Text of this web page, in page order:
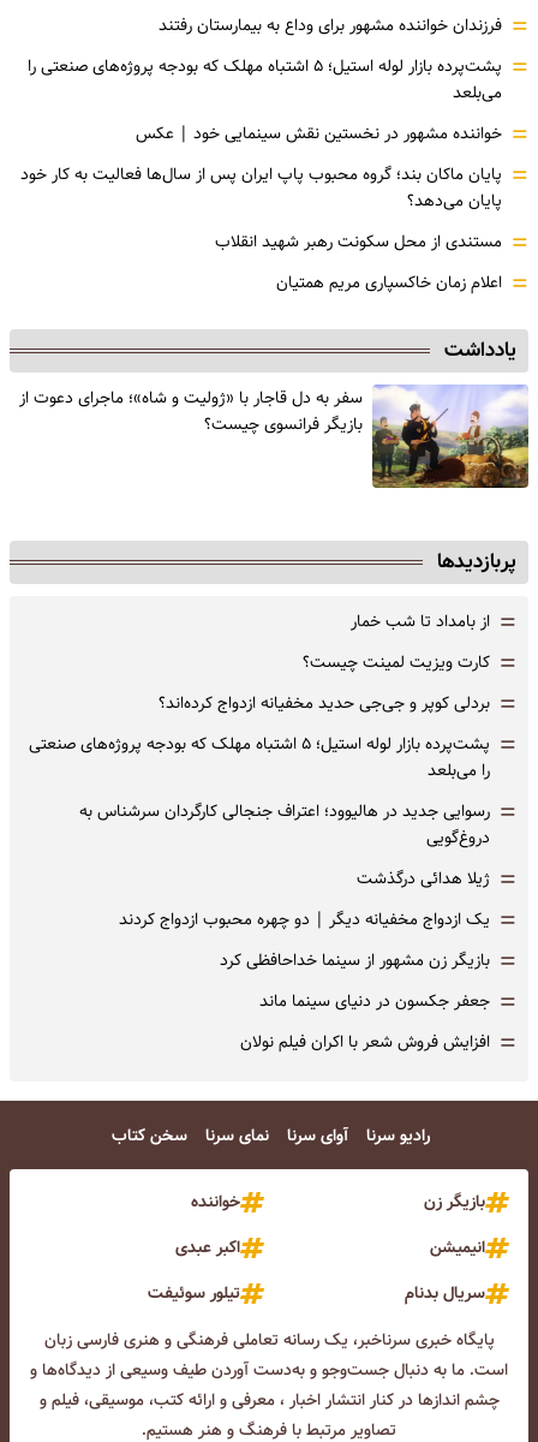
= فرزندان خواننده مشهور برای وداع به بیمارستان رفتند
=
پشت‌پرده بازار لوله استیل؛ ۵ اشتباه مهلک که بودجه پروژه‌های صنعتی را
می‌بلعد
= خواننده مشهور در نخستین نقش سینمایی خود |‌ عکس
= پایان ماکان بند؛ گروه محبوب پاپ ایران پس از سال‌ها فعالیت به کار خود
پایان می‌دهد؟
= مستندی از محل سکونت رهبر شهید انقلاب
= اعلام زمان خاکسپاری مریم همتیان
یادداشت
سفر به دل قاجار با «ژولیت و شاه»؛ ماجرای دعوت از
‌بازیگر فرانسوی چیست؟
پربازدیدها
= از بامداد تا شب خمار
= کارت ویزیت لمینت چیست؟
= بردلی کوپر و جی‌جی حدید مخفیانه ازدواج کرده‌اند؟
=
پشت‌پرده بازار لوله استیل؛ ۵ اشتباه مهلک که بودجه پروژه‌های صنعتی
را می‌بلعد
= رسوایی جدید در هالیوود؛ اعتراف جنجالی کارگردان سرشناس به
دروغ‌گویی
= ژیلا هدائی درگذشت
= یک ازدواج مخفیانه دیگر | دو چهره محبوب ازدواج کردند
= بازیگر زن مشهور از سینما خداحافظی کرد
= جعفر جکسون در دنیای سینما ماند
= افزایش فروش شعر با اکران فیلم نولان
رادیو سرنا آوای سرنا نمای سرنا سخن کتاب
بازیگر زن
خواننده
انیمیشن
اکبر عبدی
سریال بدنام
تیلور سوئیفت
پایگاه خبری سرناخبر، یک رسانه تعاملی فرهنگی و هنری فارسی زبان
است. ما به دنبال جست‌و‌جو و به‌دست آوردن طیف وسیعی از دیدگاه‌ها و
چشم انداز‌ها در کنار انتشار اخبار ، معرفی و ارائه کتب، موسیقی، فیلم و
تصاویر مرتبط با فرهنگ و هنر هستیم.